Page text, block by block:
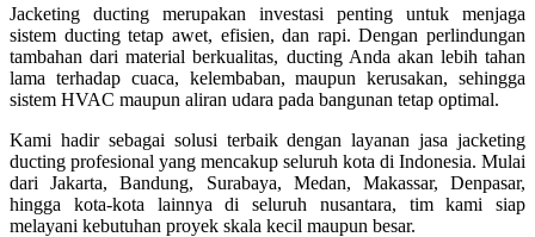
Jacketing ducting merupakan investasi penting untuk menjaga
sistem ducting tetap awet, efisien, dan rapi. Dengan perlindungan
tambahan dari material berkualitas, ducting Anda akan lebih tahan
lama terhadap cuaca, kelembaban, maupun kerusakan, sehingga
sistem HVAC maupun aliran udara pada bangunan tetap optimal.
Kami hadir sebagai solusi terbaik dengan layanan jasa jacketing
ducting profesional yang mencakup seluruh kota di Indonesia. Mulai
dari Jakarta, Bandung, Surabaya, Medan, Makassar, Denpasar,
hingga kota-kota lainnya di seluruh nusantara, tim kami siap
melayani kebutuhan proyek skala kecil maupun besar.